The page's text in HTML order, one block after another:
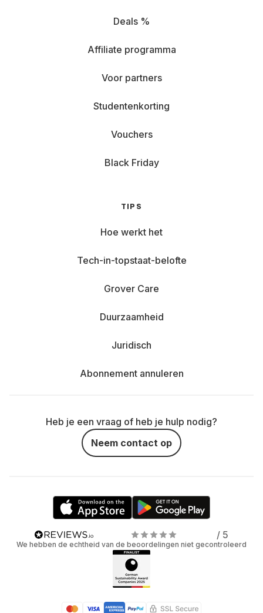
Deals %
Affiliate programma
Voor partners
Studentenkorting
Vouchers
Black Friday
TIPS
Hoe werkt het
Tech-in-topstaat-belofte
Grover Care
Duurzaamheid
Juridisch
Abonnement annuleren
Heb je een vraag of heb je hulp nodig?
Neem contact op
/ 5
We hebben de echtheid van de beoordelingen niet gecontroleerd